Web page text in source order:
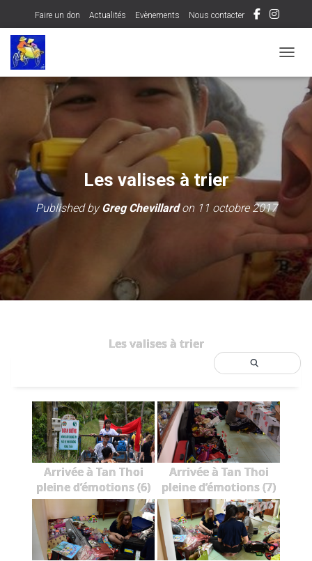
Faire un don Actualités Evènements Nous contacter
Les valises à trier
Published byGreg Chevillardon 11 octobre 2017
Les valises à trier
Arrivée à Tan Thoi
pleine d’émotions (6)
Arrivée à Tan Thoi
pleine d’émotions (7)